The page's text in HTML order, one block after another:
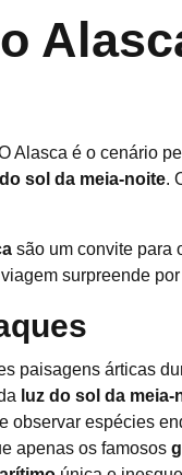
Alasca é o cenário
do sol da meia-noite.
são um convite para
viagem surpreende
paisagens árticas
luz do sol da meia-
e observar espécies
apenas os famosos